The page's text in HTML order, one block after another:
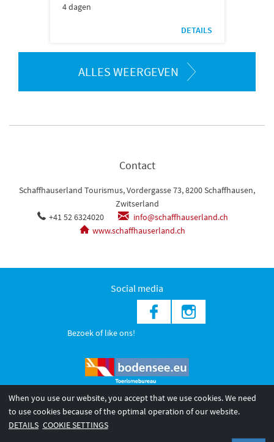
4 dagen
DETAILS
ALLES WEERGEVEN
Contact
Schaffhauserland Tourismus, Vordergasse 73, 8200 Schaffhausen,
Zwitserland
+41 52 6324020
info@schaffhauserland.ch
www.schaffhauserland.ch
Social media
Bezoek of like ons!
© 2026 Internationale Bodensee Tourismus GmbH
When you use our website, you accept that we use cookies. We need
to use cookies because of the optimal operation of our website.
DETAILS COOKIE SETTINGS